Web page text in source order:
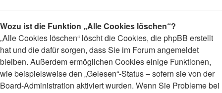
Wozu ist die Funktion „Alle Cookies löschen“?
„Alle Cookies löschen“ löscht die Cookies, die phpBB erstellt
hat und die dafür sorgen, dass Sie im Forum angemeldet
bleiben. Außerdem ermöglichen Cookies einige Funktionen,
wie beispielsweise den „Gelesen“-Status – sofern sie von der
Board-Administration aktiviert wurden. Wenn Sie Probleme bei